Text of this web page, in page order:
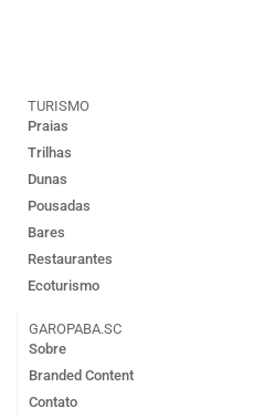
TURISMO
Praias
Trilhas
Dunas
Pousadas
Bares
Restaurantes
Ecoturismo
GAROPABA.SC
Sobre
Branded Content
Contato